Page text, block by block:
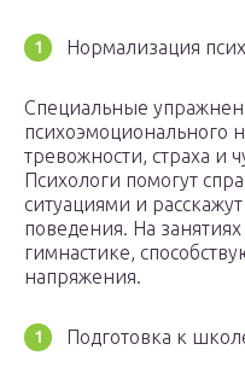
Нормализация
Специальные
психоэмоционального
тревожности, страха и
Психологи помогут
ситуациями и
поведения. На
гимнастике,
напряжения.
Подготовка к